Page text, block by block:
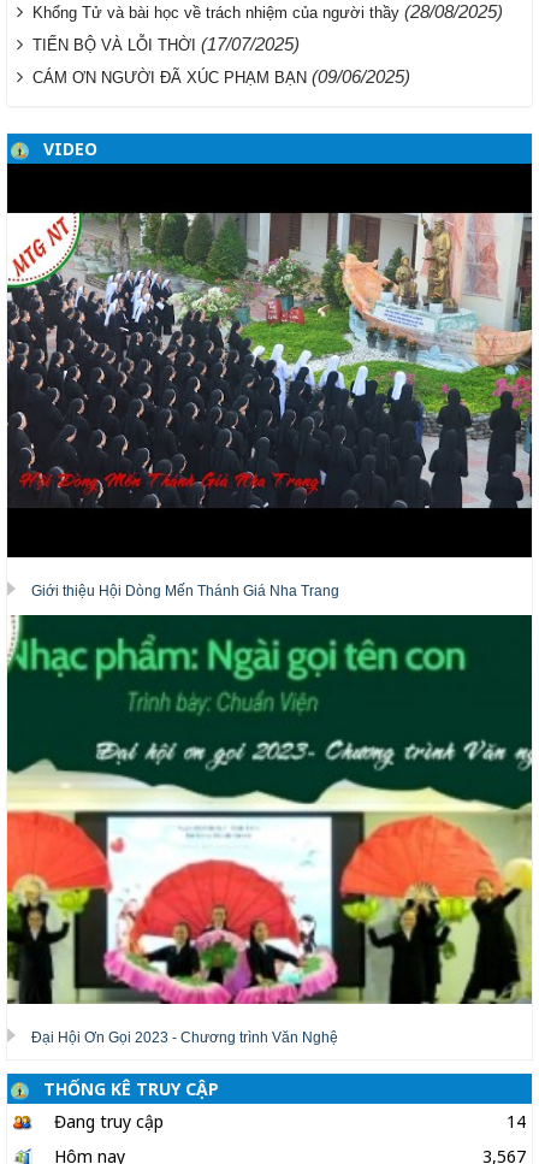
Khổng Tử và bài học về trách nhiệm của người thầy (28/08/2025)
TIẾN BỘ VÀ LỖI THỜI (17/07/2025)
CÁM ƠN NGƯỜI ĐÃ XÚC PHẠM BẠN (09/06/2025)
VIDEO
Giới thiệu Hội Dòng Mến Thánh Giá Nha Trang
Đại Hội Ơn Gọi 2023 - Chương trình Văn Nghệ
THỐNG KÊ TRUY CẬP
Đang truy cập
14
Hôm nay
3,567